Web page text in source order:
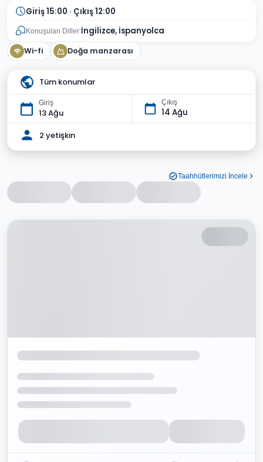
Giriş 15:00 · Çıkış 12:00
Konuşulan Diller:İngilizce, İspanyolca
Wi-fi Doğa manzarası
Tüm konumlar
Giriş
13 Ağu
Çıkış
14 Ağu
2 yetişkin
Taahhütlerimizi İncele